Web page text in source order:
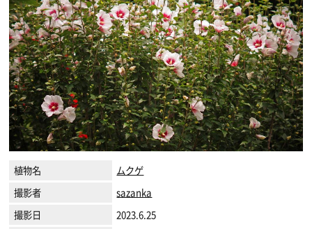
植物名
ムクゲ
撮影者
sazanka
撮影日
2023.6.25